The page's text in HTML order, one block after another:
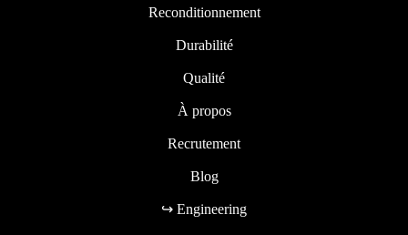
Reconditionnement
Durabilité
Qualité
À propos
Recrutement
Blog
↪ Engineering